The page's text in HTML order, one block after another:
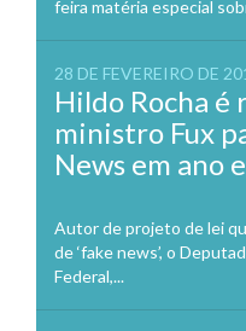
feira matéria especial
28 DE FEVEREIRO DE
Hildo Rocha é
ministro Fux
News em ano
Autor de projeto de lei
de ‘fake news’, o
Federal,...